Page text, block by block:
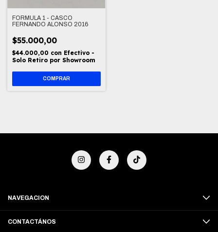
FORMULA 1 - CASCO
FERNANDO ALONSO 2016
$55.000,00
$44.000,00 con Efectivo -
Solo Retiro por Showroom
NAVEGACION
CONTACTÁNOS